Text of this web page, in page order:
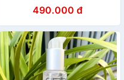
490.000 đ